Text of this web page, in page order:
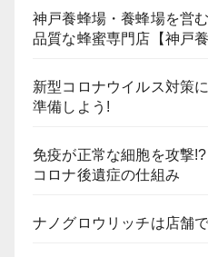
神戸養蜂場・養蜂場を営
品質な蜂蜜専門店【神戸
新型コロナウイルス対策
準備しよう!
免疫が正常な細胞を攻撃
コロナ後遺症の仕組み
ナノグロウリッチは店舗